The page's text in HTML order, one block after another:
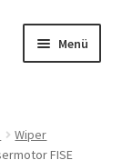
Menü
Wiper
FISE